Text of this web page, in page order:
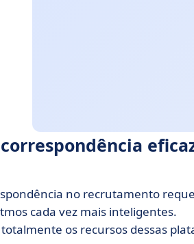
no recrutamento
cada vez mais inteligentes.
os recursos dessas